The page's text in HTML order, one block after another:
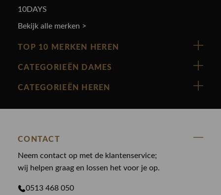
10DAYS
Bekijk alle merken >
TOP 10 MERKEN HEREN
Vanguard
Cast Iron
Paul en Shark
Genti
CATEGORIEËN DAMES
Nieuw binnen
Blouses
Broeken
Gilets
Jassen
CATEGORIEËN HEREN
Broeken
Colberts
Giftcards
Jassen
CONTACT
Neem contact op met de klantenservice;
wij helpen graag en lossen het voor je op.
0513 468 050